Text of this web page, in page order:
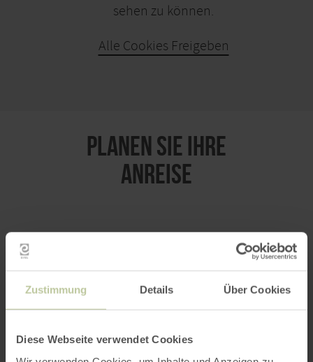
Zustimmung Details Über Cookies
Diese Webseite verwendet Cookies
sehen zu können.
Alle Cookies Freigeben
PLANEN SIE IHRE
ANREISE
Anfahrt von: